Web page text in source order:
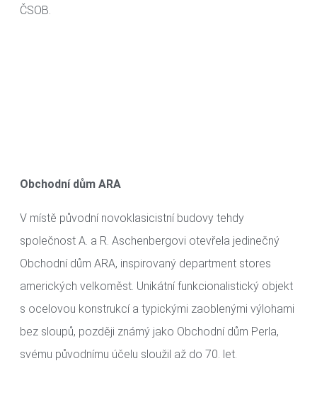
ČSOB.
Obchodní dům ARA
V místě původní novoklasicistní budovy tehdy
společnost A. a R. Aschenbergovi otevřela jedinečný
Obchodní dům ARA, inspirovaný department stores
amerických velkoměst. Unikátní funkcionalistický objekt
s ocelovou konstrukcí a typickými zaoblenými výlohami
bez sloupů, později známý jako Obchodní dům Perla,
svému původnímu účelu sloužil až do 70. let.